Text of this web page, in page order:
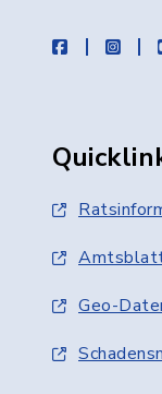
facebook
Geo-